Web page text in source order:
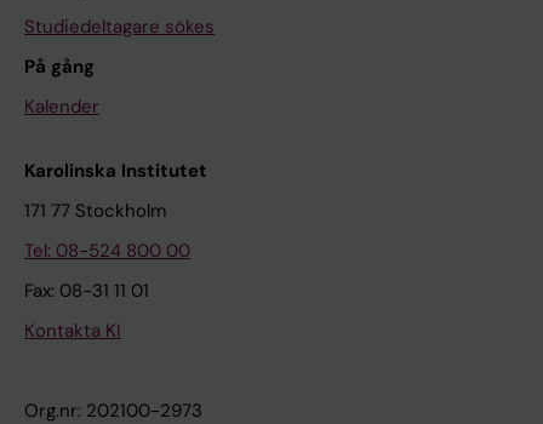
Studiedeltagare sökes
På gång
Kalender
Karolinska Institutet
171 77 Stockholm
Tel: 08-524 800 00
Fax: 08-31 11 01
Kontakta KI
Org.nr: 202100-2973